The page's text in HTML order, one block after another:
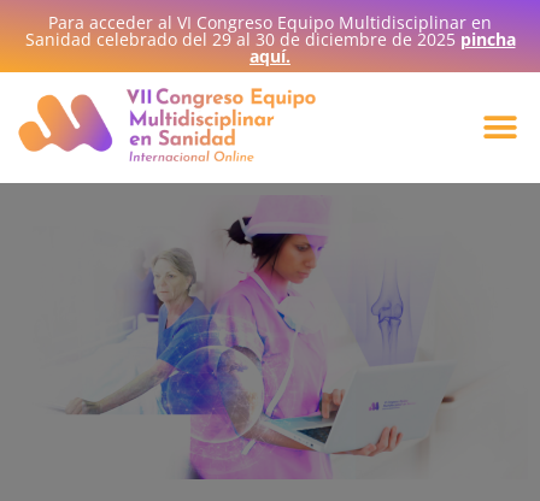
Para acceder al VI Congreso Equipo Multidisciplinar en
Sanidad celebrado del 29 al 30 de diciembre de 2025 pincha
aquí.